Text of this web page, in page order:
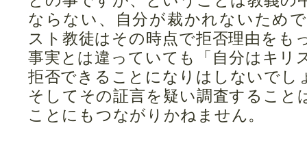
ならない、自分が裁かれないため
スト教徒はその時点で拒否理由をも
事実とは違っていても「自分はキリ
拒否できることになりはしないでし
そしてその証言を疑い調査すること
ことにもつながりかねません。